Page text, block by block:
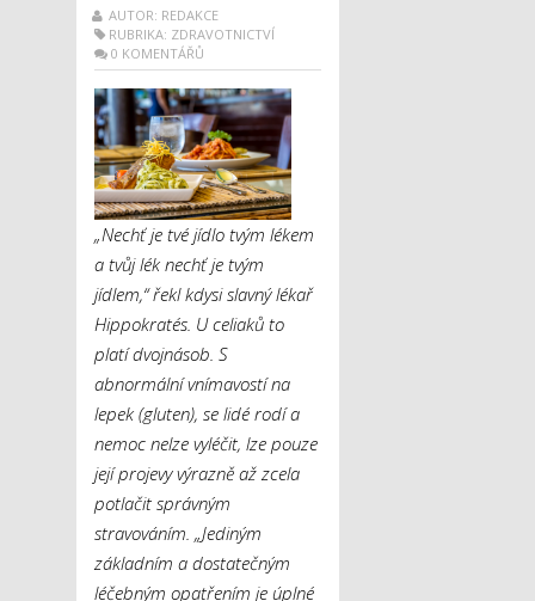
AUTOR: REDAKCE
RUBRIKA: ZDRAVOTNICTVÍ
0 KOMENTÁŘŮ
„Nechť je tvé jídlo tvým lékem
a tvůj lék nechť je tvým
jídlem,“ řekl kdysi slavný lékař
Hippokratés. U celiaků to
platí dvojnásob. S
abnormální vnímavostí na
lepek (gluten), se lidé rodí a
nemoc nelze vyléčit, lze pouze
její projevy výrazně až zcela
potlačit správným
stravováním. „Jediným
základním a dostatečným
léčebným opatřením je úplné